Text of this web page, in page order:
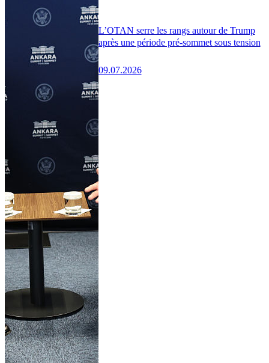
L’OTAN serre les rangs autour de Trump
après une période pré-sommet sous tension
09.07.2026